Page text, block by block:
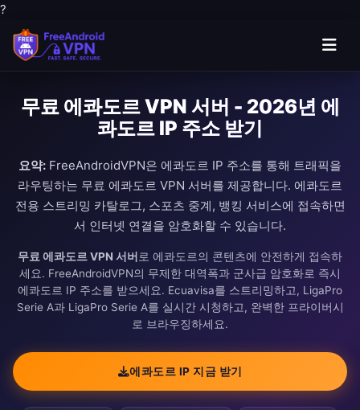
?
무료 에콰도르 VPN 서버 - 2026년 에
콰도르 IP 주소 받기
요약: FreeAndroidVPN은 에콰도르 IP 주소를 통해 트래픽을
라우팅하는 무료 에콰도르 VPN 서버를 제공합니다. 에콰도르
전용 스트리밍 카탈로그, 스포츠 중계, 뱅킹 서비스에 접속하면
서 인터넷 연결을 암호화할 수 있습니다.
무료 에콰도르 VPN 서버 로 에콰도르의 콘텐츠에 안전하게 접속하
세요. FreeAndroidVPN의 무제한 대역폭과 군사급 암호화로 즉시
에콰도르 IP 주소를 받으세요. Ecuavisa를 스트리밍하고, LigaPro
Serie A과 LigaPro Serie A를 실시간 시청하고, 완벽한 프라이버시
로 브라우징하세요.
에콰도르 IP 지금 받기